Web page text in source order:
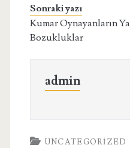
Sonraki yazı
Kumar Oynayanların
Bozukluklar
admin
UNCATEGORIZED